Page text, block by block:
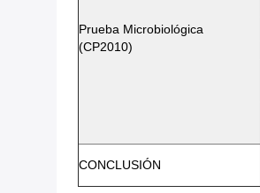
Prueba Microbiológica
(CP2010)
CONCLUSIÓN